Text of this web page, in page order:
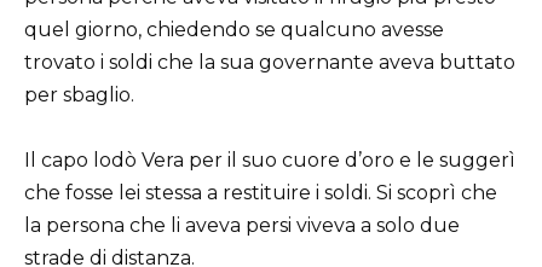
quel giorno, chiedendo se qualcuno avesse
trovato i soldi che la sua governante aveva buttato
per sbaglio.
Il capo lodò Vera per il suo cuore d’oro e le suggerì
che fosse lei stessa a restituire i soldi. Si scoprì che
la persona che li aveva persi viveva a solo due
strade di distanza.